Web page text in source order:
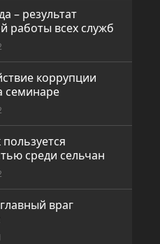
– результат
работы всех служб
коррупции
семинаре
среди сельчан
враг